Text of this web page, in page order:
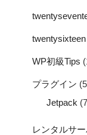
twentysixteen
WP初級Tips
プラグイン
Jetpack
レンタルサ